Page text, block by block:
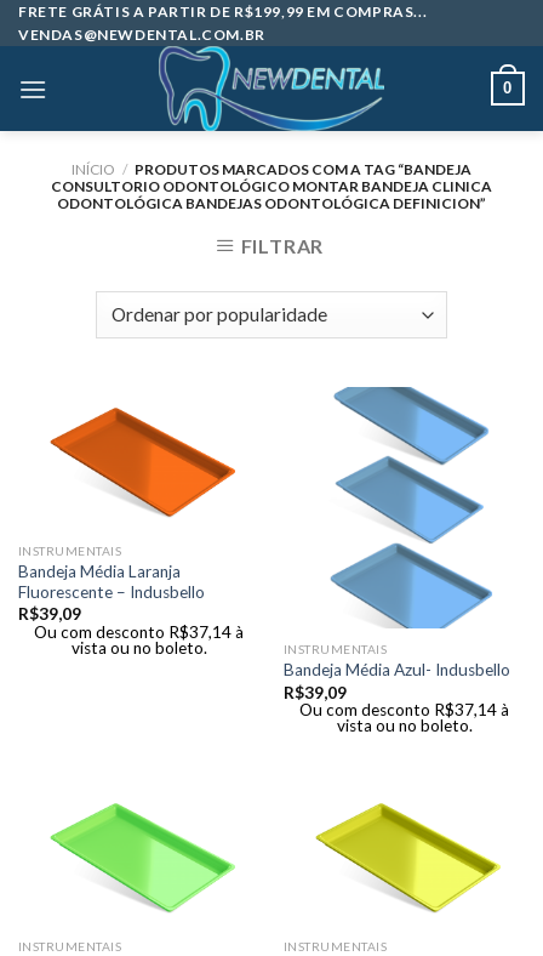
Skip
to
FRETE GRÁTIS A PARTIR DE R$199,99 EM COMPRAS...
VENDAS@NEWDENTAL.COM.BR
0
INÍCIO / PRODUTOS MARCADOS COM A TAG “BANDEJA
CONSULTORIO ODONTOLÓGICO MONTAR BANDEJA CLINICA
ODONTOLÓGICA BANDEJAS ODONTOLÓGICA DEFINICION”
FILTRAR
INSTRUMENTAIS
Bandeja Média Laranja
Fluorescente – Indusbello
R$39,09
Ou com desconto R$37,14à
vista ou no boleto.
INSTRUMENTAIS
Bandeja Média Azul- Indusbello
R$39,09
Ou com desconto R$37,14à
vista ou no boleto.
INSTRUMENTAIS INSTRUMENTAIS